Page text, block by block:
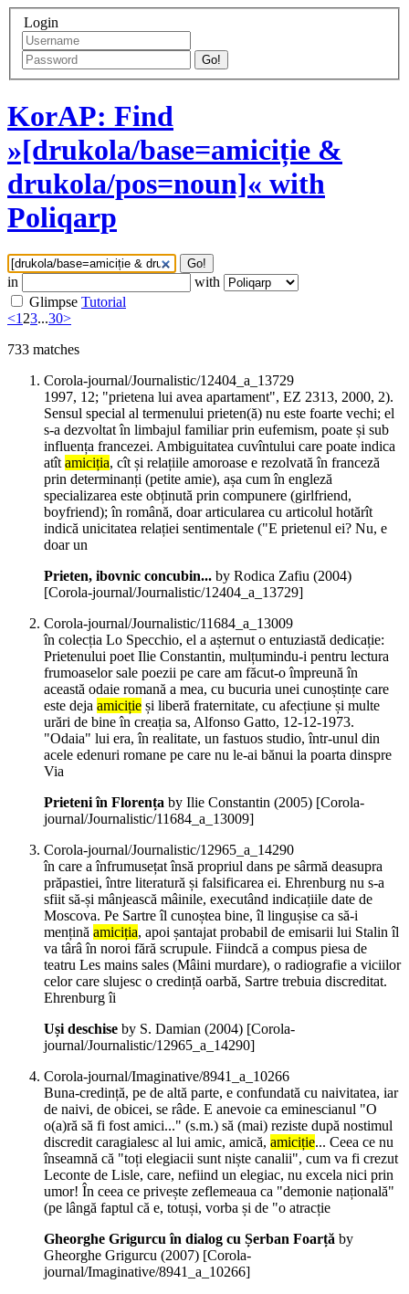
Login
Go!
KorAP: Find
»[drukola/base=amiciție &
drukola/pos=noun]« with
Poliqarp
Go!
in
with
Glimpse Tutorial
<123...30>
733 matches
Corola-journal/Journalistic/12404_a_13729
1997, 12; "prietena lui avea apartament", EZ 2313, 2000, 2).
Sensul special al termenului prieten(ă) nu este foarte vechi; el
s-a dezvoltat în limbajul familiar prin eufemism, poate și sub
influența francezei. Ambiguitatea cuvîntului care poate indica
atîtamiciția, cît și relațiile amoroase e rezolvată în franceză
prin determinanți (petite amie), așa cum în engleză
specializarea este obținută prin compunere (girlfriend,
boyfriend); în română, doar articularea cu articolul hotărît
indică unicitatea relației sentimentale ("E prietenul ei? Nu, e
doar un
Prieten, ibovnic concubin... by Rodica Zafiu (2004)
[Corola-journal/Journalistic/12404_a_13729]
Corola-journal/Journalistic/11684_a_13009
în colecția Lo Specchio, el a așternut o entuziastă dedicație:
Prietenului poet Ilie Constantin, mulțumindu-i pentru lectura
frumoaselor sale poezii pe care am făcut-o împreună în
această odaie romană a mea, cu bucuria unei cunoștințe care
este deja amiciție și liberă fraternitate, cu afecțiune și multe
urări de bine în creația sa, Alfonso Gatto, 12-12-1973.
"Odaia" lui era, în realitate, un fastuos studio, într-unul din
acele edenuri romane pe care nu le-ai bănui la poarta dinspre
Via
Prieteni în Florența by Ilie Constantin (2005) [Corola-
journal/Journalistic/11684_a_13009]
Corola-journal/Journalistic/12965_a_14290
în care a înfrumusețat însă propriul dans pe sârmă deasupra
prăpastiei, între literatură și falsificarea ei. Ehrenburg nu s-a
sfiit să-și mânjească mâinile, executând indicațiile date de
Moscova. Pe Sartre îl cunoștea bine, îl lingușise ca să-i
mențină amiciția, apoi șantajat probabil de emisarii lui Stalin îl
va târâ în noroi fără scrupule. Fiindcă a compus piesa de
teatru Les mains sales (Mâini murdare), o radiografie a viciilor
celor care slujesc o credință oarbă, Sartre trebuia discreditat.
Ehrenburg îi
Uși deschise by S. Damian (2004) [Corola-
journal/Journalistic/12965_a_14290]
Corola-journal/Imaginative/8941_a_10266
Buna-credință, pe de altă parte, e confundată cu naivitatea, iar
de naivi, de obicei, se râde. E anevoie ca eminescianul "O
o(a)ră să fi fost amici..." (s.m.) să (mai) reziste după nostimul
discredit caragialesc al lui amic, amică, amiciție... Ceea ce nu
înseamnă că "toți elegiacii sunt niște canalii", cum va fi crezut
Leconte de Lisle, care, nefiind un elegiac, nu excela nici prin
umor! În ceea ce privește zeflemeaua ca "demonie națională"
(pe lângă faptul că e, totuși, vorba și de "o atracție
Gheorghe Grigurcu în dialog cu Șerban Foarță by
Gheorghe Grigurcu (2007) [Corola-
journal/Imaginative/8941_a_10266]